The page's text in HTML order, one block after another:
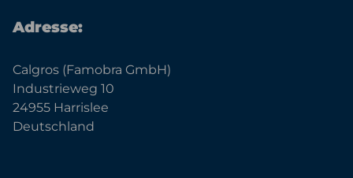
Adresse:
Calgros (Famobra GmbH)
Industrieweg 10
24955 Harrislee
Deutschland